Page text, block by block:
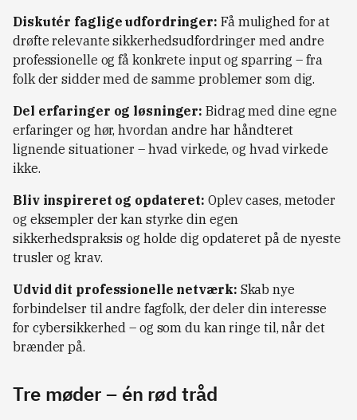
Diskutér faglige udfordringer: Få mulighed for at
drøfte relevante sikkerhedsudfordringer med andre
professionelle og få konkrete input og sparring – fra
folk der sidder med de samme problemer som dig.
Del erfaringer og løsninger:Bidrag med dine egne
erfaringer og hør, hvordan andre har håndteret
lignende situationer – hvad virkede, og hvad virkede
ikke.
Bliv inspireret og opdateret: Oplev cases, metoder
og eksempler der kan styrke din egen
sikkerhedspraksis og holde dig opdateret på de nyeste
trusler og krav.
Udvid dit professionelle netværk: Skab nye
forbindelser til andre fagfolk, der deler din interesse
for cybersikkerhed – og som du kan ringe til, når det
brænder på.
Tre møder – én rød tråd